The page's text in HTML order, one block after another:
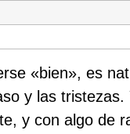
«bien», es
y las tristezas.
y con algo de